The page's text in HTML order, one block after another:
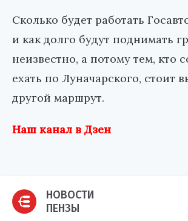
Сколько будет работать
и как долго будут поднимать
неизвестно, а потому тем, кто
ехать по Луначарского, стоит
другой маршрут.
Наш канал в Дзен
НОВОСТИ
ПЕНЗЫ